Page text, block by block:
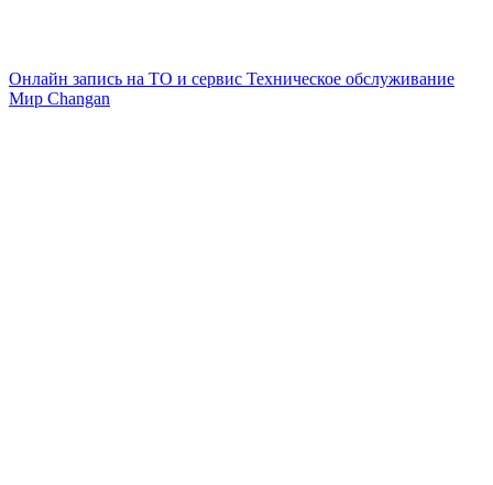
Онлайн запись на ТО и сервис Техническое обслуживание
Мир Changan